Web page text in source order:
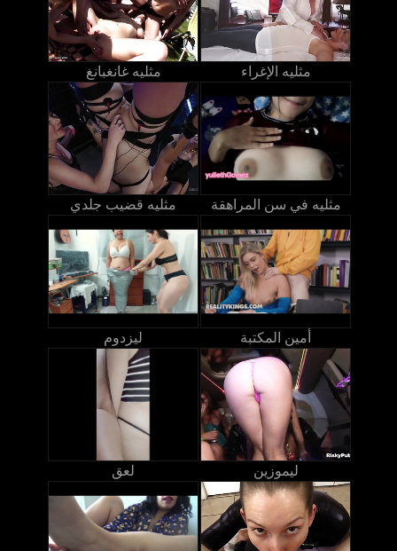
مثليه غانغبانغ مثليه الإغراء
مثليه قضيب جلدي مثليه في سن المراهقة
ليزدوم أمين المكتبة
لعق ليموزين